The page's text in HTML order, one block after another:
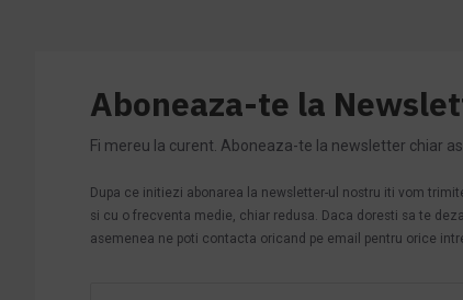
Aboneaza-te la
Fi mereu la curent. Aboneaza-te la newsletter chiar
Dupa ce initiezi abonarea la newsletter-ul nostru iti vom
si cu o frecventa medie, chiar redusa. Daca doresti sa te
asemenea ne poti contacta oricand pe email pentru orice